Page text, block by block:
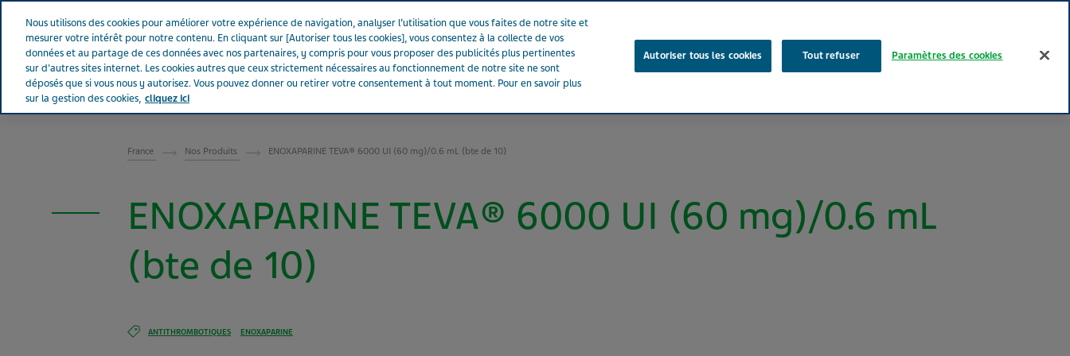
Aller sur Tevapharm
FRANCE
France Nos Produits ENOXAPARINE TEVA® 6000 UI (60 mg)/0.6 mL (bte de 10)
ENOXAPARINE TEVA® 6000 UI (60 mg)/0.6 mL
(bte de 10)
ANTITHROMBOTIQUES ENOXAPARINE
Nous utilisons des cookies pour améliorer votre expérience de navigation, analyser l’utilisation que vous faites de notre site et
mesurer votre intérêt pour notre contenu. En cliquant sur [Autoriser tous les cookies], vous consentez à la collecte de vos
données et au partage de ces données avec nos partenaires, y compris pour vous proposer des publicités plus pertinentes
sur d'autres sites internet. Les cookies autres que ceux strictement nécessaires au fonctionnement de notre site ne sont
déposés que si vous nous y autorisez. Vous pouvez donner ou retirer votre consentement à tout moment. Pour en savoir plus
sur la gestion des cookies, cliquez ici
Autoriser tous les cookies Tout refuser Paramètres des cookies